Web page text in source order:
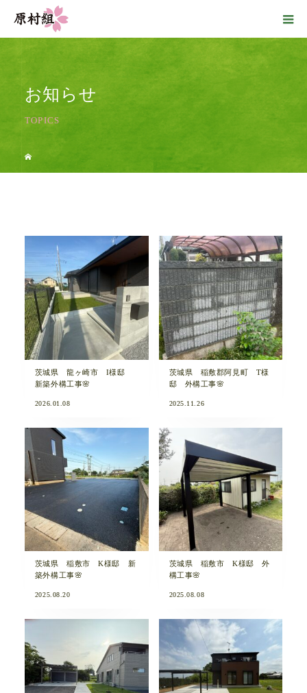
お知らせ
茨城県 龍ヶ崎市 I様邸
新築外構工事🌸
2026.01.08
茨城県 稲敷郡阿見町 T様
邸 外構工事🌸
2025.11.26
茨城県 稲敷市 K様邸 新
築外構工事🌸
2025.08.20
茨城県 稲敷市 K様邸 外
構工事🌸
2025.08.08